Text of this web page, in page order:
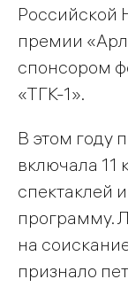
Российской
премии
спонсором
«ТГК-1».
В этом году
включала 11
спектаклей
программу.
на
признало